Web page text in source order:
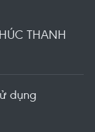
THANH
dụng